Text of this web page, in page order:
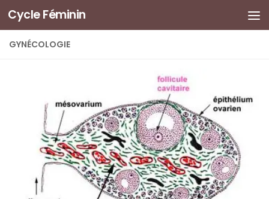
Cycle Féminin
GYNÉCOLOGIE